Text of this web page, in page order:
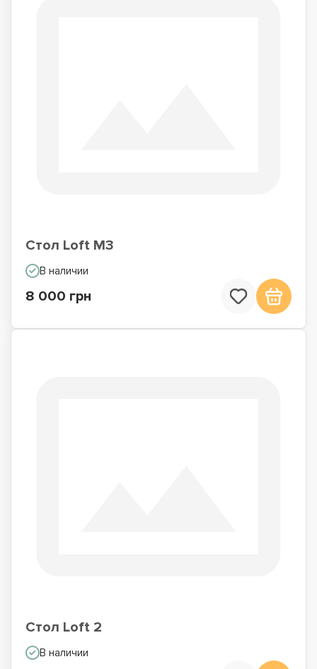
Стол Loft M3
В наличии
8 000 грн
Стол Loft 2
В наличии